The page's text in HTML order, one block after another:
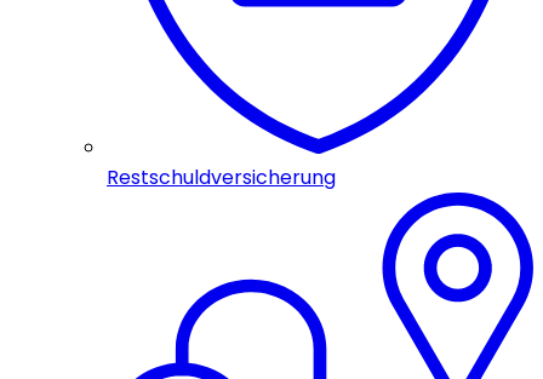
Restschuldversicherung